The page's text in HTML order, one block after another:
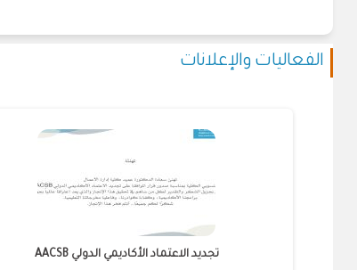
الفعاليات والإعلانات
تجديد الاعتماد الأكاديمي الدولي AACSB